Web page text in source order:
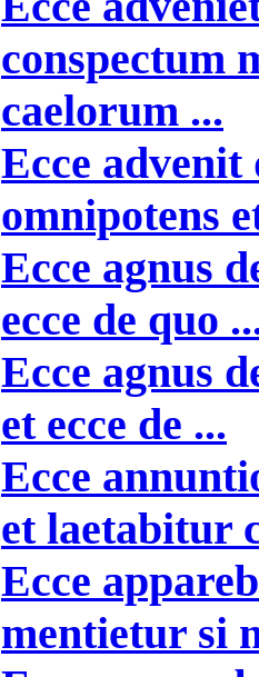
conspectum
caelorum ...
Ecce
omnipotens
Ecce agnus
ecce de quo
Ecce agnus
et ecce de ...
Ecce
et laetabitur
Ecce
mentietur si